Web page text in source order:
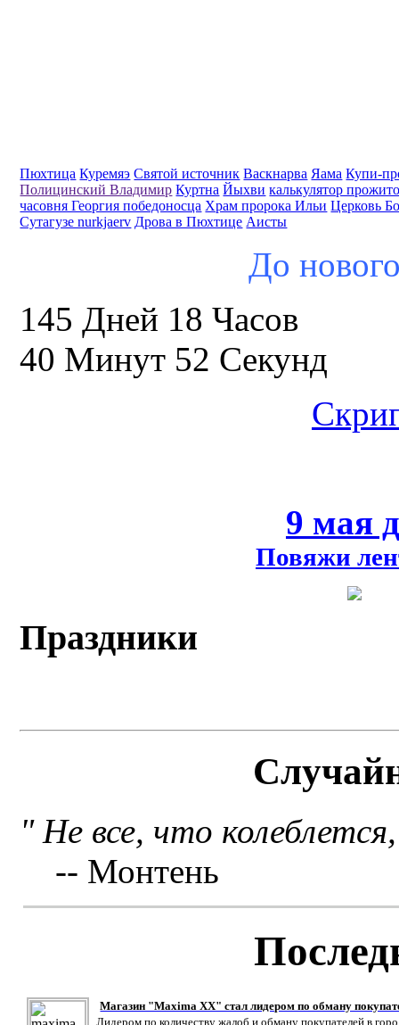
Пюхтица Куремяэ Святой источник Васкнарва Яама Купи-
Полицинский Владимир Куртна Йыхви калькулятор
часовня Георгия победоносца Храм пророка Ильи Церковь
Сутагузе nurkjaerv Дрова в Пюхтице Аисты
До
145 Дней 18 Часов
40 Минут 51 Секунд
9 мая
Повяжи
Праздники
" Не все, что
-- Монтень
Магазин "Maxima XX" стал лидером по обману
Лидером по количеству жалоб и обману покупателей в